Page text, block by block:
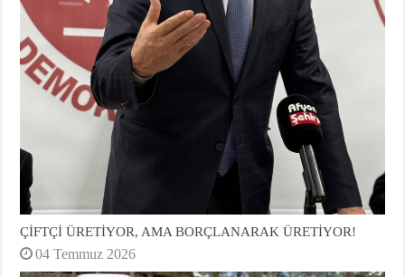
ÇİFTÇİ ÜRETİYOR, AMA BORÇLANARAK ÜRETİYOR!
04 Temmuz 2026